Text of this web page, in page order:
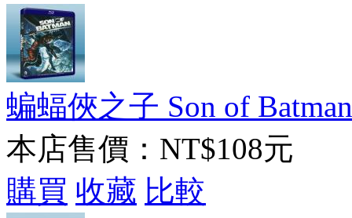
蝙蝠俠之子 Son of
本店售價： NT$108元
購買 收藏 比較